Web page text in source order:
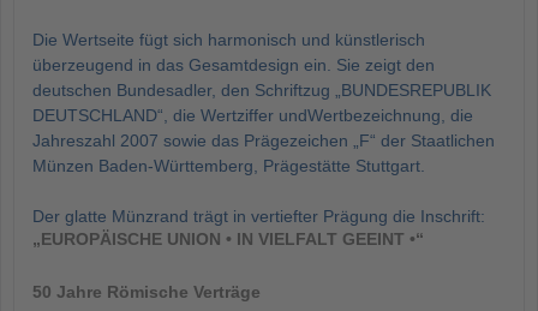
Die Wertseite fügt sich harmonisch und künstlerisch
überzeugend in das Gesamtdesign ein. Sie zeigt den
deutschen Bundesadler, den Schriftzug „BUNDESREPUBLIK
DEUTSCHLAND“, die Wertziffer undWertbezeichnung, die
Jahreszahl 2007 sowie das Prägezeichen „F“ der Staatlichen
Münzen Baden-Württemberg, Prägestätte Stuttgart.
Der glatte Münzrand trägt in vertiefter Prägung die Inschrift:
„EUROPÄISCHE UNION • IN VIELFALT GEEINT •“
50 Jahre Römische Verträge